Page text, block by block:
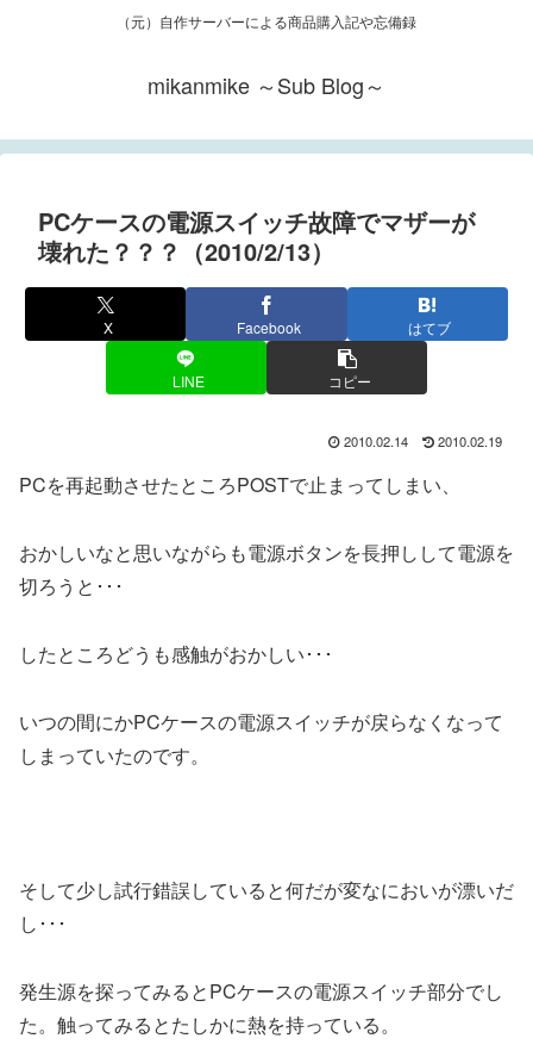
（元）自作サーバーによる商品購入記や忘備録
mikanmike ～Sub Blog～
PCケースの電源スイッチ故障でマザーが
壊れた？？？（2010/2/13）
X Facebook はてブ
LINE コピー
2010.02.14 2010.02.19
PCを再起動させたところPOSTで止まってしまい、
おかしいなと思いながらも電源ボタンを長押しして電源を
切ろうと･･･
したところどうも感触がおかしい･･･
いつの間にかPCケースの電源スイッチが戻らなくなって
しまっていたのです。
そして少し試行錯誤していると何だが変なにおいが漂いだ
し･･･
発生源を探ってみるとPCケースの電源スイッチ部分でし
た。触ってみるとたしかに熱を持っている。